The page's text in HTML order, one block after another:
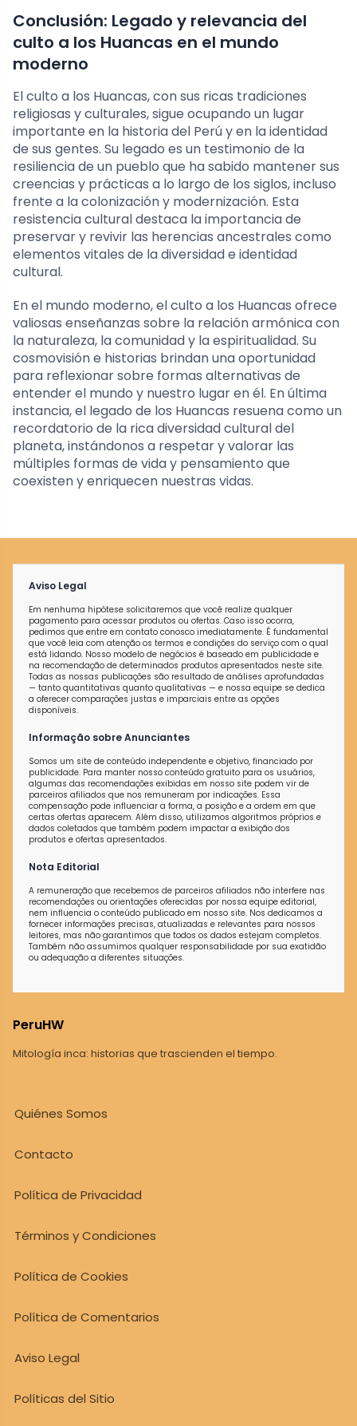
Conclusión: Legado y relevancia del
culto a los Huancas en el mundo
moderno
El culto a los Huancas, con sus ricas tradiciones
religiosas y culturales, sigue ocupando un lugar
importante en la historia del Perú y en la identidad
de sus gentes. Su legado es un testimonio de la
resiliencia de un pueblo que ha sabido mantener sus
creencias y prácticas a lo largo de los siglos, incluso
frente a la colonización y modernización. Esta
resistencia cultural destaca la importancia de
preservar y revivir las herencias ancestrales como
elementos vitales de la diversidad e identidad
cultural.
En el mundo moderno, el culto a los Huancas ofrece
valiosas enseñanzas sobre la relación armónica con
la naturaleza, la comunidad y la espiritualidad. Su
cosmovisión e historias brindan una oportunidad
para reflexionar sobre formas alternativas de
entender el mundo y nuestro lugar en él. En última
instancia, el legado de los Huancas resuena como un
recordatorio de la rica diversidad cultural del
planeta, instándonos a respetar y valorar las
múltiples formas de vida y pensamiento que
coexisten y enriquecen nuestras vidas.
Aviso Legal
Em nenhuma hipótese solicitaremos que você realize qualquer
pagamento para acessar produtos ou ofertas. Caso isso ocorra,
pedimos que entre em contato conosco imediatamente. É fundamental
que você leia com atenção os termos e condições do serviço com o qual
está lidando. Nosso modelo de negócios é baseado em publicidade e
na recomendação de determinados produtos apresentados neste site.
Todas as nossas publicações são resultado de análises aprofundadas
— tanto quantitativas quanto qualitativas — e nossa equipe se dedica
a oferecer comparações justas e imparciais entre as opções
disponíveis.
Informação sobre Anunciantes
Somos um site de conteúdo independente e objetivo, financiado por
publicidade. Para manter nosso conteúdo gratuito para os usuários,
algumas das recomendações exibidas em nosso site podem vir de
parceiros afiliados que nos remuneram por indicações. Essa
compensação pode influenciar a forma, a posição e a ordem em que
certas ofertas aparecem. Além disso, utilizamos algoritmos próprios e
dados coletados que também podem impactar a exibição dos
produtos e ofertas apresentados.
Nota Editorial
A remuneração que recebemos de parceiros afiliados não interfere nas
recomendações ou orientações oferecidas por nossa equipe editorial,
nem influencia o conteúdo publicado em nosso site. Nos dedicamos a
fornecer informações precisas, atualizadas e relevantes para nossos
leitores, mas não garantimos que todos os dados estejam completos.
Também não assumimos qualquer responsabilidade por sua exatidão
ou adequação a diferentes situações.
PeruHW
Mitología inca: historias que trascienden el tiempo.
Quiénes Somos
Contacto
Política de Privacidad
Términos y Condiciones
Política de Cookies
Política de Comentarios
Aviso Legal
Políticas del Sitio